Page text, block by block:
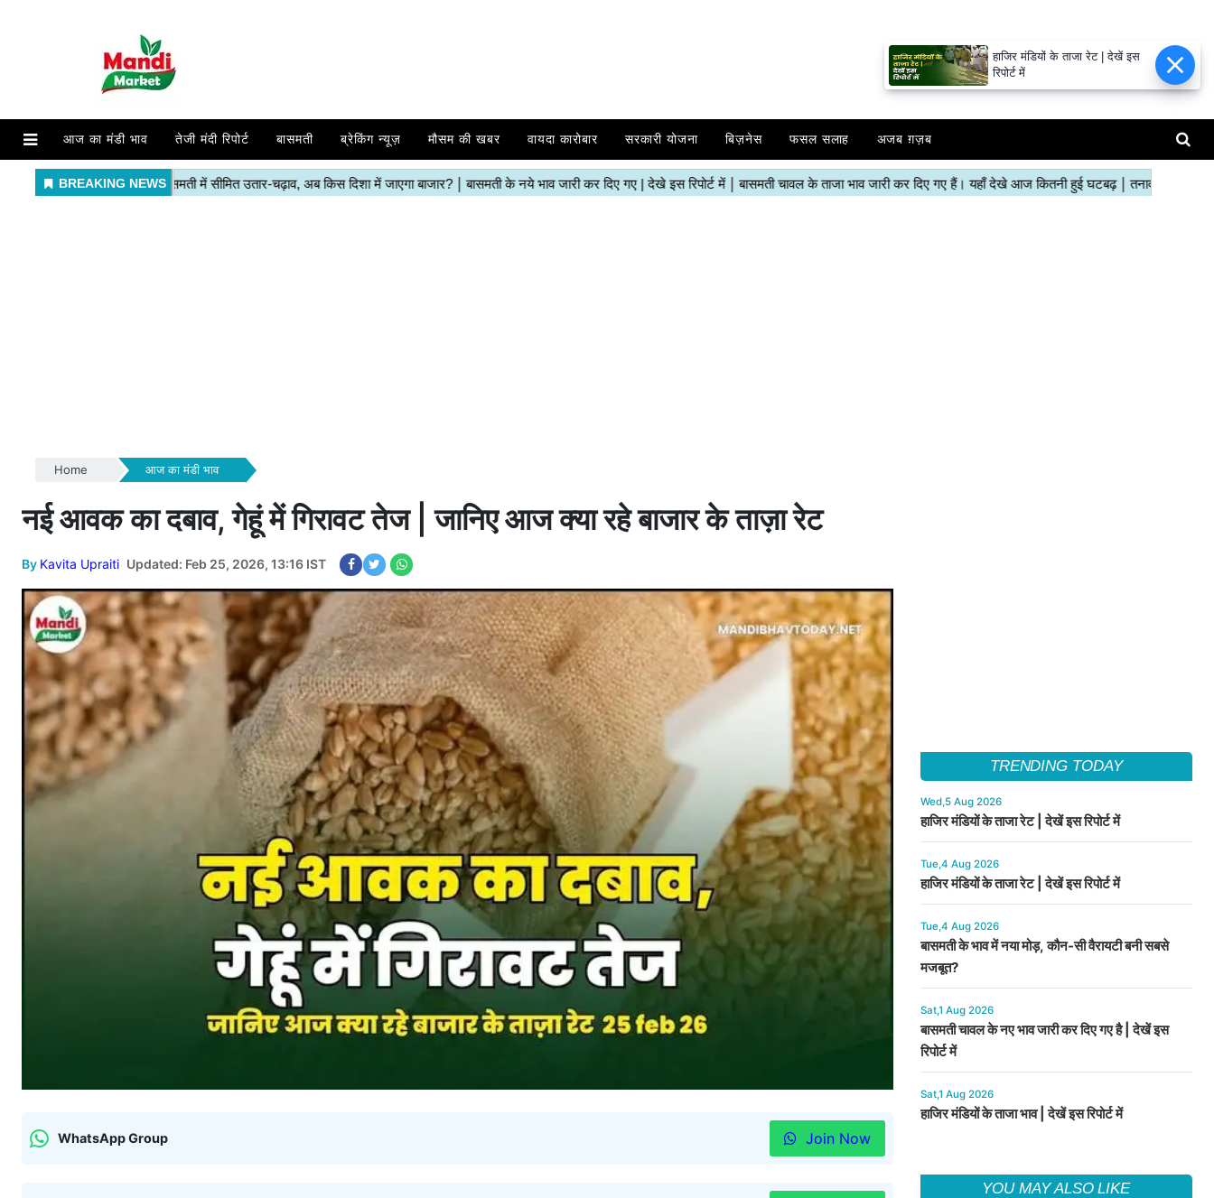
आज का मंडी भाव तेजी मंदी रिपोर्ट बासमती ब्रेकिंग न्यूज़ मौसम की खबर वायदा कारोबार सरकारी योजना बिज़नेस फसल सलाह अजब ग़ज़ब
Home आज का मंडी भाव
नई आवक का दबाव, गेहूं में गिरावट तेज | जानिए आज क्या रहे बाजार के ताज़ा रेट
By Kavita Upraiti Updated: Feb 25, 2026, 13:16 IST
WhatsApp Group Join Now
TRENDING TODAY
Wed,5 Aug 2026
हाजिर मंडियों के ताजा रेट | देखें इस रिपोर्ट में
Tue,4 Aug 2026
हाजिर मंडियों के ताजा रेट | देखें इस रिपोर्ट में
Tue,4 Aug 2026
बासमती के भाव में नया मोड़, कौन-सी वैरायटी बनी सबसे
मजबूत?
Sat,1 Aug 2026
बासमती चावल के नए भाव जारी कर दिए गए है | देखें इस
रिपोर्ट में
Sat,1 Aug 2026
हाजिर मंडियों के ताजा भाव | देखें इस रिपोर्ट में
YOU MAY ALSO LIKE
हाजिर मंडियों के ताजा रेट | देखें इस
रिपोर्ट में